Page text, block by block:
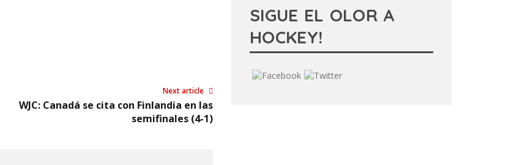
Next article
WJC: Canadá se cita con Finlandia en las
semifinales (4-1)
SIGUE EL OLOR A
HOCKEY!